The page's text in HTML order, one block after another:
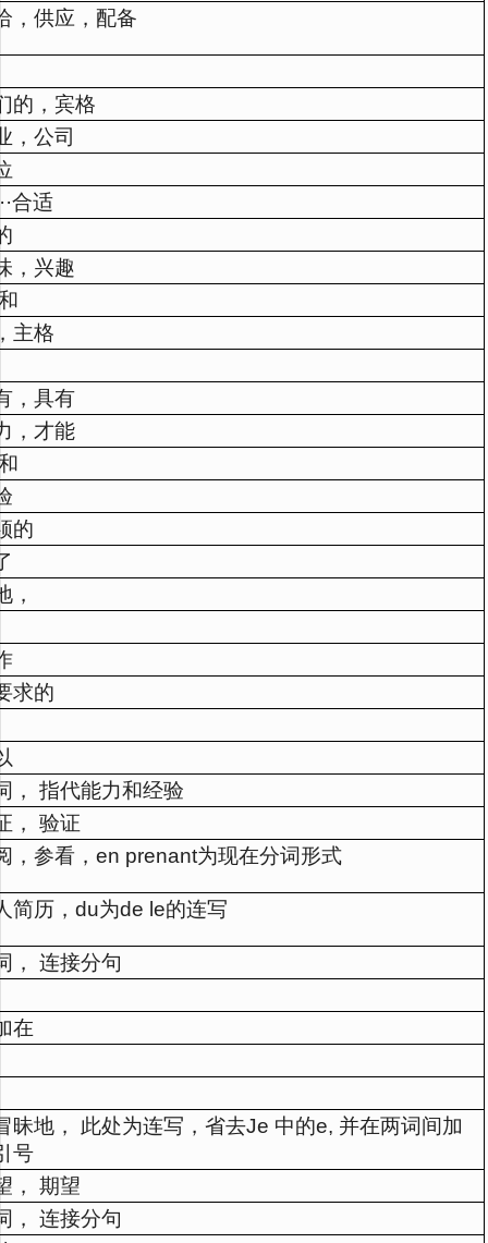
，供应，配备
的，宾格
，公司
合适
，兴趣
主格
，具有
，才能
的
，
求的
， 指代能力和经验
， 验证
，参看，en prenant为现在分词形式
简历，du为de le的连写
， 连接分句
在
昧地， 此处为连写，省去Je 中的e, 并在两词间加
号
， 期望
， 连接分句